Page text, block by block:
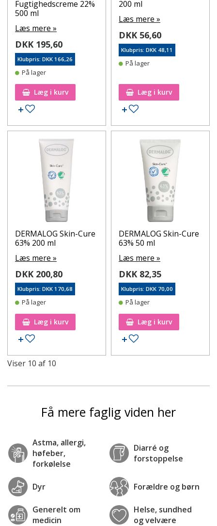
Fugtighedscreme 22%
500 ml
Læs mere »
DKK 195,60
Klubpris: DKK 166,26
På lager
Læg i kurv
Tilføj til ønskeseddel
200 ml
Læs mere »
DKK 56,60
Klubpris: DKK 48,11
På lager
Læg i kurv
Tilføj til ønskeseddel
DERMALOG Skin-Cure
63% 200 ml
Læs mere »
DKK 200,80
Klubpris: DKK 170,68
På lager
Læg i kurv
Tilføj til ønskeseddel
DERMALOG Skin-Cure
63% 50 ml
Læs mere »
DKK 82,35
Klubpris: DKK 70,00
På lager
Læg i kurv
Tilføj til ønskeseddel
Viser 10 af 10
Få mere faglig viden her
Astma, allergi,
høfeber,
forkølelse
Diarré og
forstoppelse
Dyr Forældre og børn
Generelt om
medicin
Helse, sundhed
og velvære